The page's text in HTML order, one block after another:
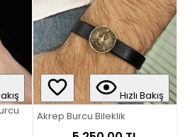
Hızlı Bakış
Akrep Burcu Bileklik